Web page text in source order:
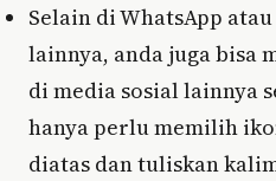
Selain di WhatsApp
lainnya, anda juga bisa
di media sosial lainnya
hanya perlu memilih
diatas dan tuliskan